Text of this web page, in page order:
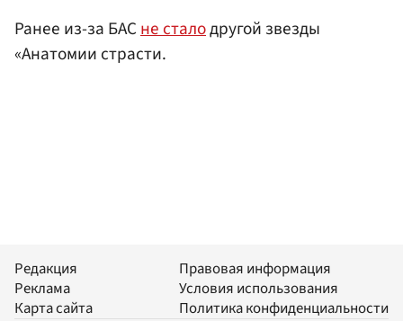
Ранее из-за БАСне сталодругой звезды
«Анатомии страсти.
Редакция
Реклама
Карта сайта
Правовая информация
Условия использования
Политика конфиденциальности